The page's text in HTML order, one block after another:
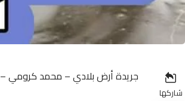
شاركها
جريدة أرض بلادي – محمد كرومي –